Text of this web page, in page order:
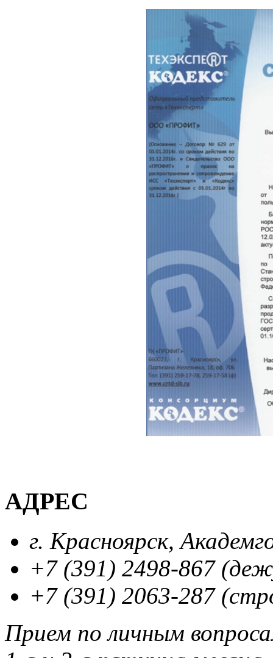
АДРЕС
г. Красноярск,
+7 (391) 2498-867
+7 (391) 2063-287
Прием по личным